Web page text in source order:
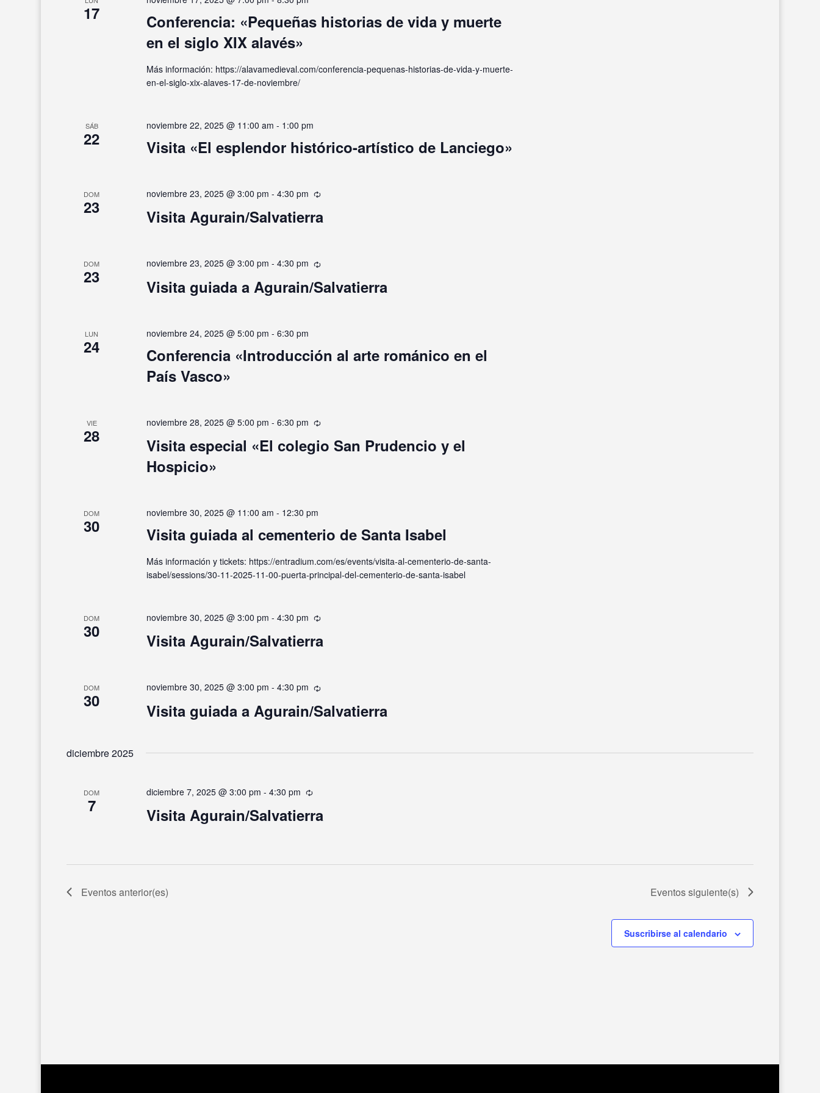
17
Conferencia: «Pequeñas historias de vida y muerte
en el siglo XIX alavés»
Más información: https://alavamedieval.com/conferencia-pequenas-historias-de-vida-y-muerte-
en-el-siglo-xix-alaves-17-de-noviembre/
SÁB
22 Visita «El esplendor histórico-artístico de Lanciego»
noviembre 22, 2025 @ 11:00 am - 1:00 pm
DOM
23 Visita Agurain/Salvatierra
noviembre 23, 2025 @ 3:00 pm - 4:30 pm Recurrente
DOM
23 Visita guiada a Agurain/Salvatierra
noviembre 23, 2025 @ 3:00 pm - 4:30 pm Recurrente
LUN
24
Conferencia «Introducción al arte románico en el
País Vasco»
noviembre 24, 2025 @ 5:00 pm - 6:30 pm
VIE
28
Visita especial «El colegio San Prudencio y el
Hospicio»
noviembre 28, 2025 @ 5:00 pm - 6:30 pm Recurrente
DOM
30 Visita guiada al cementerio de Santa Isabel
noviembre 30, 2025 @ 11:00 am - 12:30 pm
Más información y tickets: https://entradium.com/es/events/visita-al-cementerio-de-santa-
isabel/sessions/30-11-2025-11-00-puerta-principal-del-cementerio-de-santa-isabel
DOM
30 Visita Agurain/Salvatierra
noviembre 30, 2025 @ 3:00 pm - 4:30 pm Recurrente
DOM
30 Visita guiada a Agurain/Salvatierra
noviembre 30, 2025 @ 3:00 pm - 4:30 pm Recurrente
diciembre 2025
DOM
7 Visita Agurain/Salvatierra
diciembre 7, 2025 @ 3:00 pm - 4:30 pm Recurrente
Eventosanterior(es) Eventossiguiente(s)
Suscribirse al calendario